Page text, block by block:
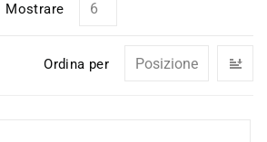
Mostrare
Ordina per